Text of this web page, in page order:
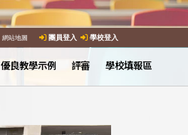
網站地圖 團員登入 學校登入
優良教學示例 評審 學校填報區